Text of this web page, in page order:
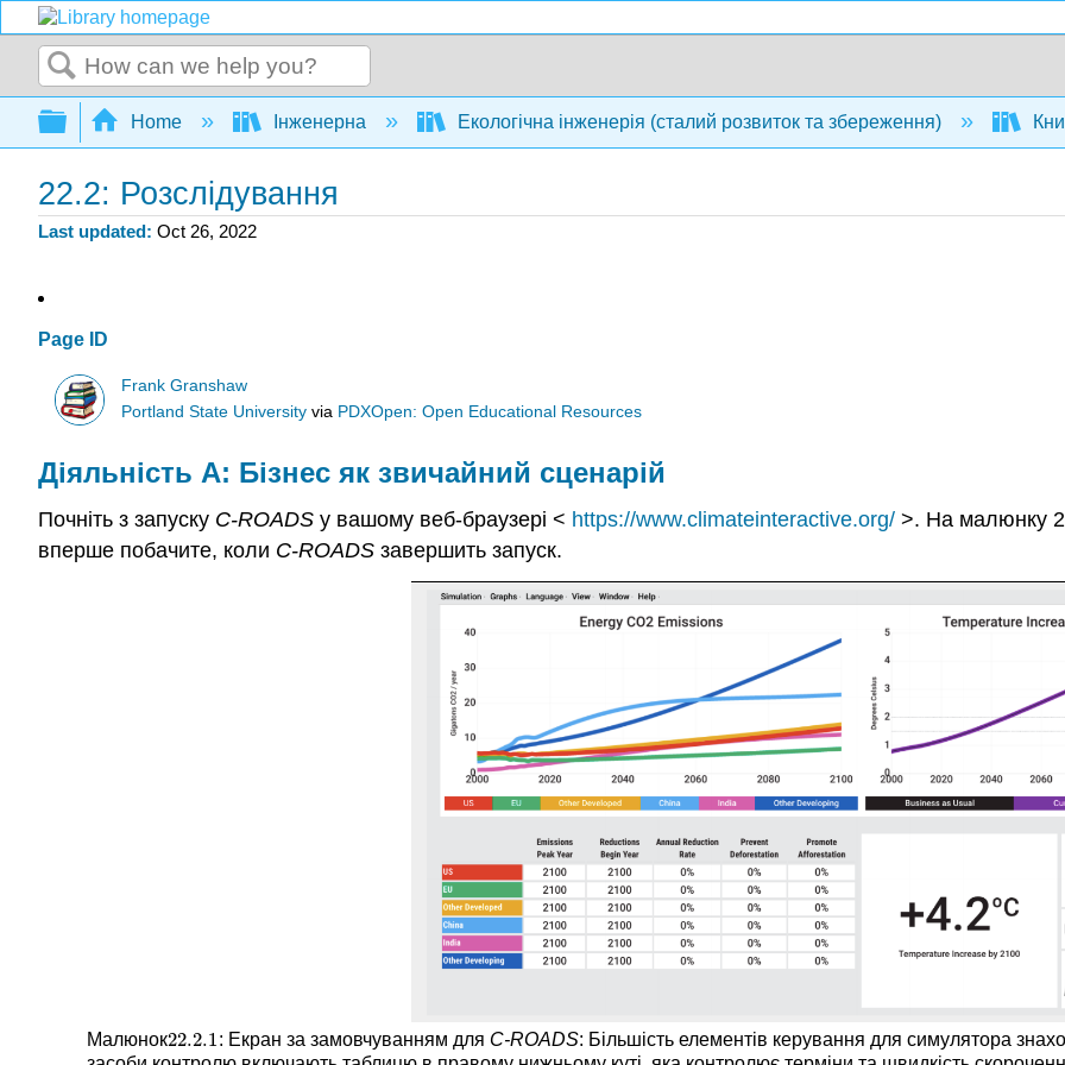
Search
Expand/collapse global hierarchy
Home Інженерна Екологічна інженерія (сталий розвиток та збереження)
22.2: Розслідування
Last updated Oct 26, 2022
Page ID
Frank Granshaw
Portland State Universityvia PDXOpen: Open Educational Resources
Діяльність A: Бізнес як звичайний сценарій
Почніть з запуску C-ROADS у вашому веб-браузері < https://www.climateinteractive.org/ >. На малюнку
вперше побачите, коли C-ROADS завершить запуск.
Малюнок22.2.1
22.2.1: Екран за замовчуванням для C-ROADS: Більшість елементів керування для симулятора